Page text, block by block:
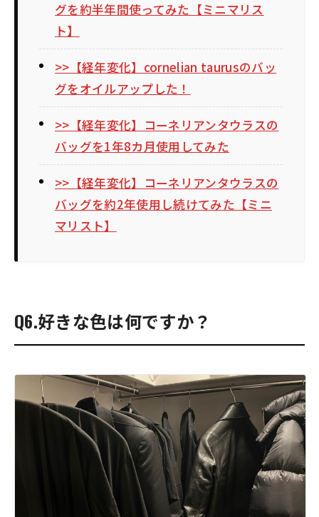
グを約半年間使ってみた【ミニマリス
ト】
>>【経年変化】cornelian taurusのバッ
グをオイルアップした！
>>【経年変化】コーネリアンタウラスの
バッグを1年8カ月使用してみた
>>【経年変化】コーネリアンタウラスの
バッグを約2年使用し続けてみた【ミニ
マリスト】
Q6.好きな色は何ですか？